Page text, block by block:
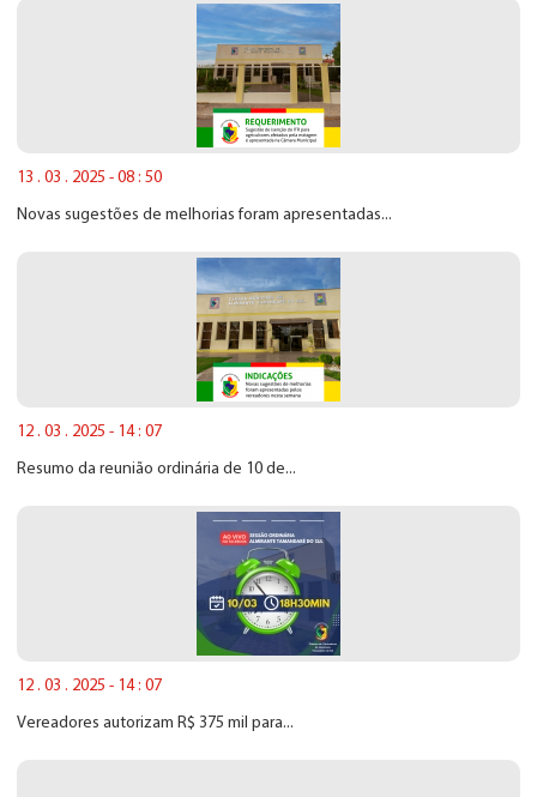
13 . 03 . 2025 - 08 : 50
Novas sugestões de melhorias foram apresentadas...
12 . 03 . 2025 - 14 : 07
Resumo da reunião ordinária de 10 de...
12 . 03 . 2025 - 14 : 07
Vereadores autorizam R$ 375 mil para...